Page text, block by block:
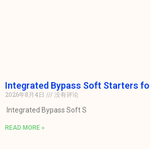
Integrated Bypass Soft Starters
2026年8月4日
没有评论
Integrated Bypass Soft S
READ MORE »